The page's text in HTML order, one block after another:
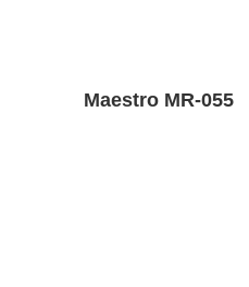
Maestro MR-055